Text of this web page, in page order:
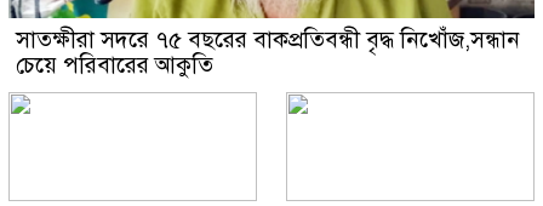
সাতক্ষীরা সদরে ৭৫ বছরের বাকপ্রতিবন্ধী বৃদ্ধ নিখোঁজ,সন্ধান
চেয়ে পরিবারের আকুতি